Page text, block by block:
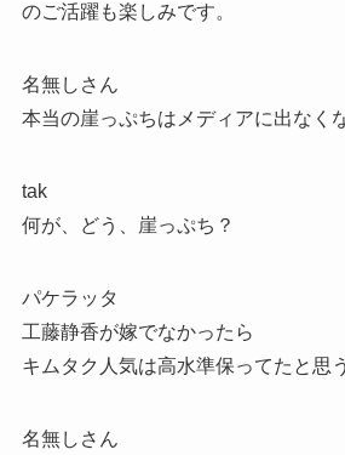
のご活躍も楽しみです。
名無しさん
本当の崖っぷちはメディアに出なく
tak
何が、どう、崖っぷち？
パケラッタ
工藤静香が嫁でなかったら
キムタク人気は高水準保ってたと思う
名無しさん